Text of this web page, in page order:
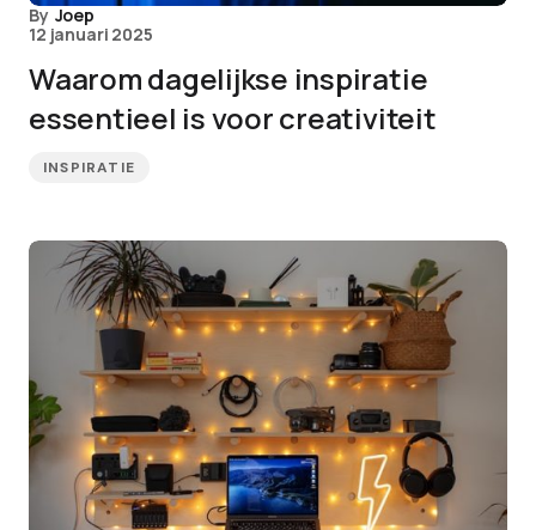
By Joep
12 januari 2025
Waarom dagelijkse inspiratie
essentieel is voor creativiteit
INSPIRATIE